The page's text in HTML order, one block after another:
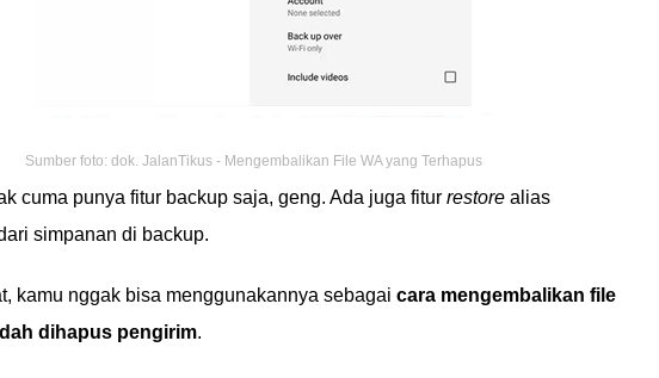
Sumber foto: dok. JalanTikus - Mengembalikan File WA yang Terhapus
cuma punya fitur backup saja, geng. Ada juga fitur restore alias
simpanan di backup.
kamu nggak bisa menggunakannya sebagai cara mengembalikan file
dihapus pengirim.